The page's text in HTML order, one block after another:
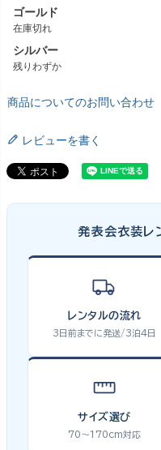
ゴールド
在庫切れ
シルバー
残りわずか
商品についてのお問い合わせ
レビューを書く
発表会衣装レ
レンタルの流れ
3日前までに発送/3泊4日
サイズ選び
70〜170cm対応